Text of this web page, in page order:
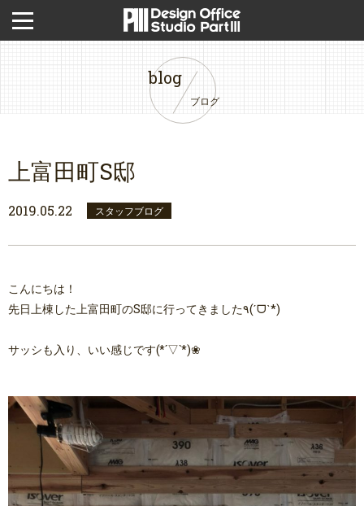
ブログ
blog
上富田町S邸
2019.05.22 スタッフブログ
こんにちは！
先日上棟した上富田町のS邸に行ってきました٩(ˊᗜˋ*)
サッシも入り、いい感じです(*´▽`*)❀